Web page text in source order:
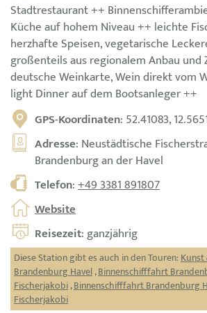
Stadtrestaurant ++
Küche auf hohem Niveau ++ leichte
herzhafte Speisen, vegetarische
großenteils aus regionalem Anbau und
deutsche Weinkarte, Wein direkt vom
light Dinner auf dem Bootsanleger ++
GPS-Koordinaten: 52.41083,
Adresse: Neustädtische
Brandenburg an der Havel
Telefon:+49 3381 891807
Website
Reisezeit: ganzjährig
Diese Station gibt es auch in den Touren:
Brandenburg Havel,Binnenschifffahrt
Fischerjakobi,Binnenschifffahrt Brandenburg
Fischerjakobi